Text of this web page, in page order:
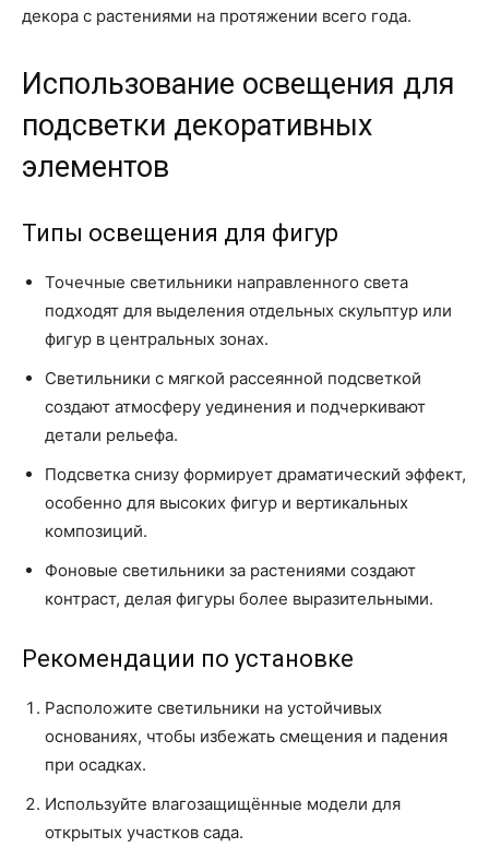
декора с растениями на протяжении всего года.
Использование освещения для
подсветки декоративных
элементов
Типы освещения для фигур
Точечные светильники направленного света
подходят для выделения отдельных скульптур или
фигур в центральных зонах.
Светильники с мягкой рассеянной подсветкой
создают атмосферу уединения и подчеркивают
детали рельефа.
Подсветка снизу формирует драматический эффект,
особенно для высоких фигур и вертикальных
композиций.
Фоновые светильники за растениями создают
контраст, делая фигуры более выразительными.
Рекомендации по установке
Расположите светильники на устойчивых
основаниях, чтобы избежать смещения и падения
при осадках.
Используйте влагозащищённые модели для
открытых участков сада.